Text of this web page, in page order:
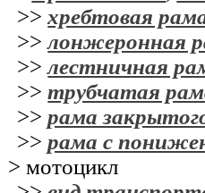
>>хребтовая
>>лонжеронная
>>лестничная
>>трубчатая
>>рама
>>рама с
> мотоцикл